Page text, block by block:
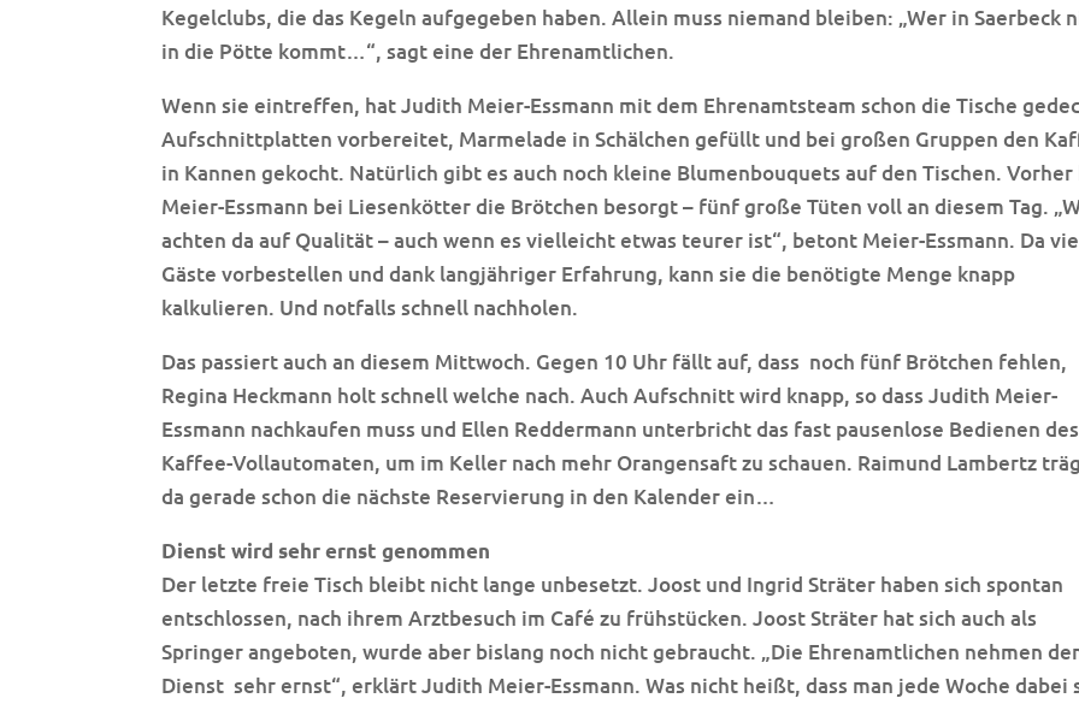
Kegelclubs, die das Kegeln aufgegeben haben. Allein muss niemand bleiben: „Wer in Saerbeck
in die Pötte kommt…“, sagt eine der Ehrenamtlichen.
Wenn sie eintreffen, hat Judith Meier-Essmann mit dem Ehrenamtsteam schon die Tische
Aufschnittplatten vorbereitet, Marmelade in Schälchen gefüllt und bei großen Gruppen den
in Kannen gekocht. Natürlich gibt es auch noch kleine Blumenbouquets auf den Tischen. Vorher
Meier-Essmann bei Liesenkötter die Brötchen besorgt – fünf große Tüten voll an diesem Tag.
achten da auf Qualität – auch wenn es vielleicht etwas teurer ist“, betont Meier-Essmann. Da
Gäste vorbestellen und dank langjähriger Erfahrung, kann sie die benötigte Menge knapp
kalkulieren. Und notfalls schnell nachholen.
Das passiert auch an diesem Mittwoch. Gegen 10 Uhr fällt auf, dass noch fünf Brötchen fehlen,
Regina Heckmann holt schnell welche nach. Auch Aufschnitt wird knapp, so dass Judith Meier-
Essmann nachkaufen muss und Ellen Reddermann unterbricht das fast pausenlose Bedienen des
Kaffee-Vollautomaten, um im Keller nach mehr Orangensaft zu schauen. Raimund Lambertz
da gerade schon die nächste Reservierung in den Kalender ein…
Dienst wird sehr ernst genommen
Der letzte freie Tisch bleibt nicht lange unbesetzt. Joost und Ingrid Sträter haben sich spontan
entschlossen, nach ihrem Arztbesuch im Café zu frühstücken. Joost Sträter hat sich auch als
Springer angeboten, wurde aber bislang noch nicht gebraucht. „Die Ehrenamtlichen nehmen
Dienst sehr ernst“, erklärt Judith Meier-Essmann. Was nicht heißt, dass man jede Woche dabei